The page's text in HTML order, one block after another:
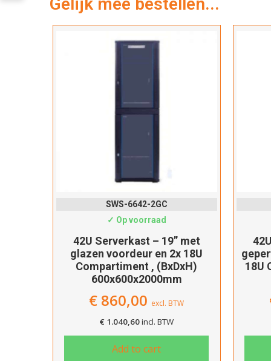
SWS-6642-2GC
✓ Op voorraad
42U Serverkast – 19” met
glazen voordeur en 2x 18U
Compartiment , (BxDxH)
600x600x2000mm
€ 860,00 excl. BTW
€ 1.040,60incl. BTW
Add to cart
18U